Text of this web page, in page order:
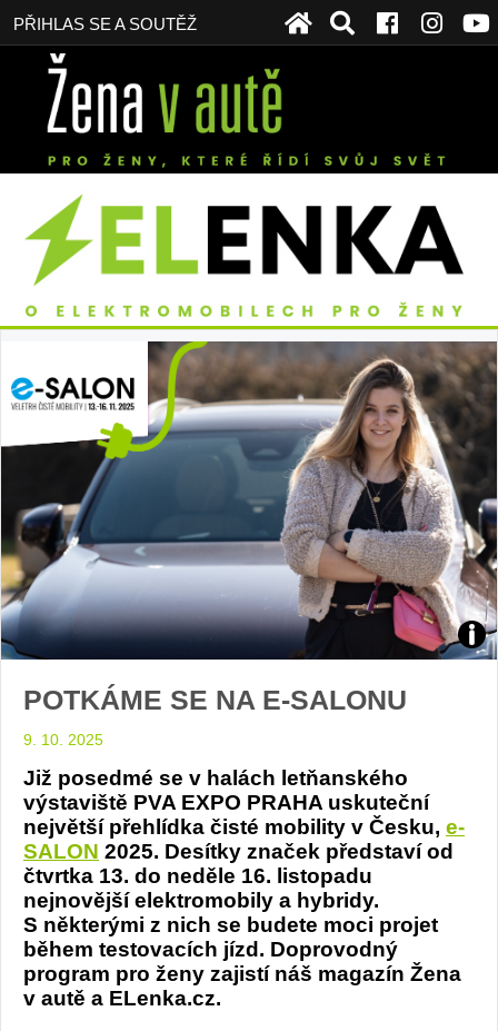
PŘIHLAS SE A SOUTĚŽ
POTKÁME SE NA E-SALONU
9. 10. 2025
Již posedmé se v halách letňanského
výstaviště PVA EXPO PRAHA uskuteční
největší přehlídka čisté mobility v Česku, e-
SALON 2025. Desítky značek představí od
čtvrtka 13. do neděle 16. listopadu
nejnovější elektromobily a hybridy.
S některými z nich se budete moci projet
během testovacích jízd. Doprovodný
program pro ženy zajistí náš magazín Žena
v autě a ELenka.cz.